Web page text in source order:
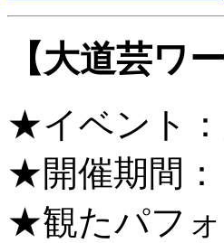
【大道芸ワ
★イベント
★開催期間：
★観たパフォ